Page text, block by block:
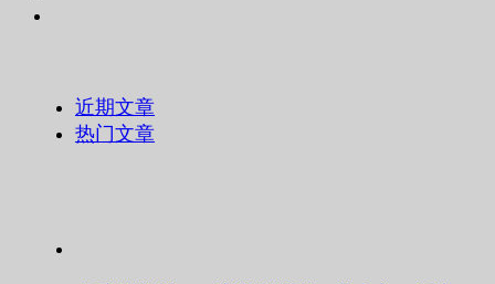
近期文章
热门文章